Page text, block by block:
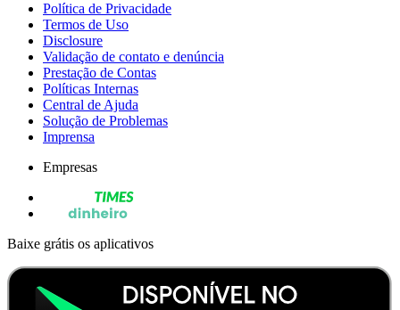
Política de Privacidade
Termos de Uso
Disclosure
Validação de contato e denúncia
Prestação de Contas
Políticas Internas
Central de Ajuda
Solução de Problemas
Imprensa
Empresas
Baixe grátis os aplicativos